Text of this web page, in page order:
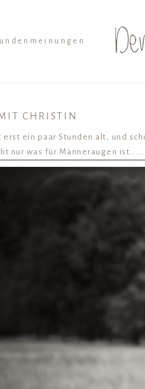
CHRISTIN
erst ein paar Stunden alt, und
nur was für Männeraugen